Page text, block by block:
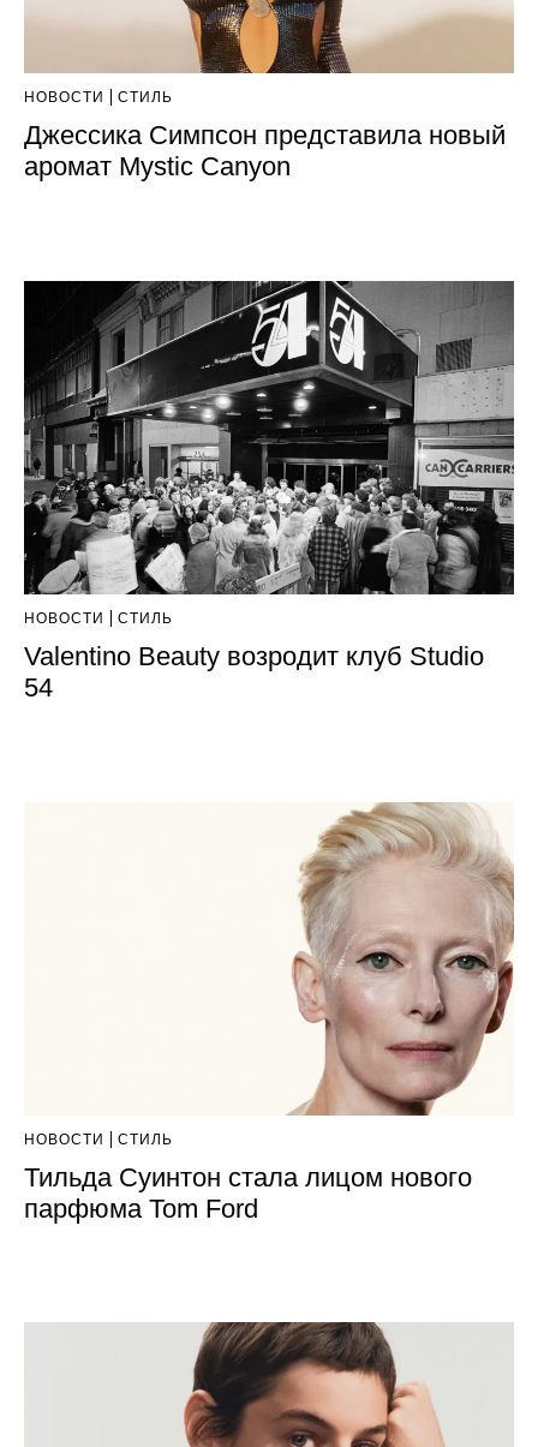
НОВОСТИ СТИЛЬ
Джессика Симпсон представила новый
аромат Mystic Canyon
НОВОСТИ СТИЛЬ
Valentino Beauty возродит клуб Studio
54
НОВОСТИ СТИЛЬ
Тильда Суинтон стала лицом нового
парфюма Tom Ford